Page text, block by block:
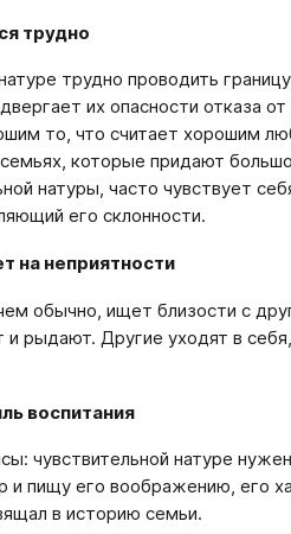
трудно
трудно проводить
их опасности отказа
то, что считает хорошим
которые придают
натуры, часто чувствует
его склонности.
на неприятности
обычно, ищет близости с
и рыдают. Другие уходят в
воспитания
чувствительной натуре
и пищу его воображению, его
в историю семьи.